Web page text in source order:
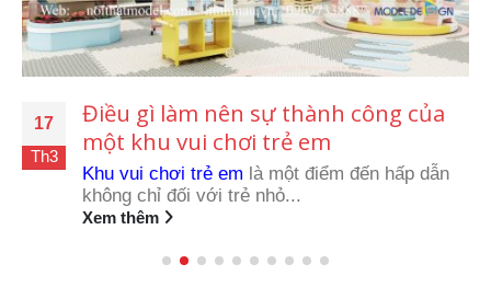
17
Th3
Điều gì làm nên sự thành công của
một khu vui chơi trẻ em
Khu vui chơi trẻ em là một điểm đến hấp dẫn
không chỉ đối với trẻ nhỏ...
Xem thêm